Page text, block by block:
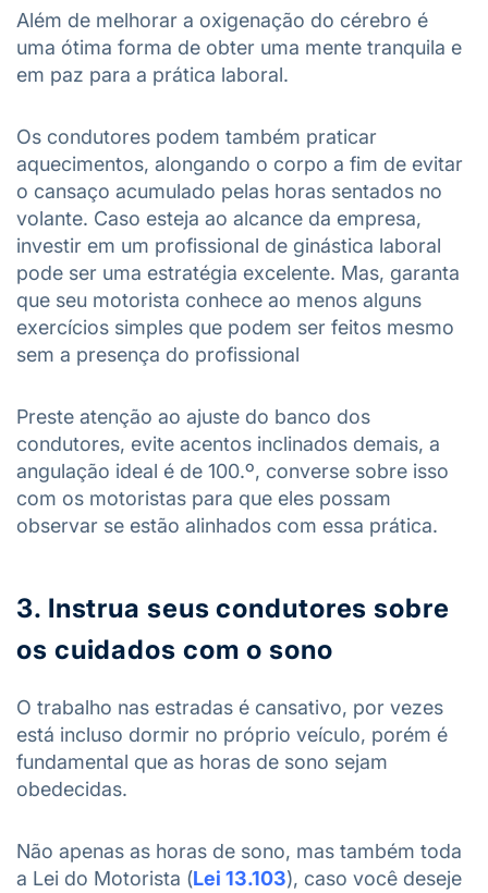
Além de melhorar a oxigenação do cérebro é
uma ótima forma de obter uma mente tranquila e
em paz para a prática laboral.
Os condutores podem também praticar
aquecimentos, alongando o corpo a fim de evitar
o cansaço acumulado pelas horas sentados no
volante. Caso esteja ao alcance da empresa,
investir em um profissional de ginástica laboral
pode ser uma estratégia excelente. Mas, garanta
que seu motorista conhece ao menos alguns
exercícios simples que podem ser feitos mesmo
sem a presença do profissional
Preste atenção ao ajuste do banco dos
condutores, evite acentos inclinados demais, a
angulação ideal é de 100.º, converse sobre isso
com os motoristas para que eles possam
observar se estão alinhados com essa prática.
3. Instrua seus condutores sobre
os cuidados com o sono
O trabalho nas estradas é cansativo, por vezes
está incluso dormir no próprio veículo, porém é
fundamental que as horas de sono sejam
obedecidas.
Não apenas as horas de sono, mas também toda
a Lei do Motorista (Lei 13.103), caso você deseje